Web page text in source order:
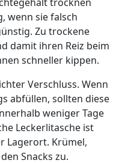
wenn sie falsch
Zu trockene
damit ihren Reiz beim
schneller kippen.
Verschluss. Wenn
abfüllen, sollten diese
weniger Tage
Leckerlitasche ist
Lagerort. Krümel,
Snacks zu.